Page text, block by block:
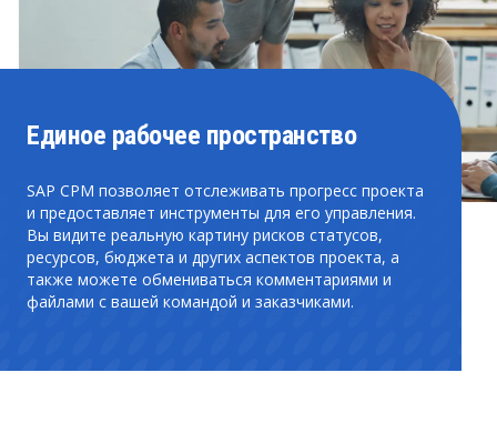
Единое рабочее пространство
SAP CPM позволяет отслеживать прогресс проекта
и предоставляет инструменты для его управления.
Вы видите реальную картину рисков статусов,
ресурсов, бюджета и других аспектов проекта, а
также можете обмениваться комментариями и
файлами с вашей командой и заказчиками.